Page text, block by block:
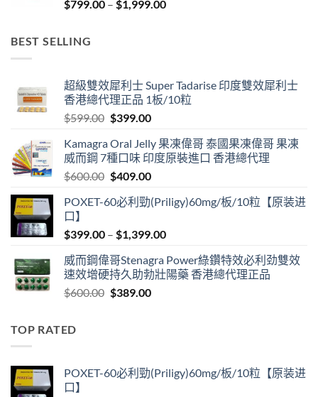
$799.00 – $1,999.00Price
BEST SELLING
超級雙效犀利士 Super Tadarise 印度雙效犀利士
香港總代理正品 1板/10粒
$599.00 Original
was:
$599.00.
$399.00Current
is:
$399.00.
Kamagra Oral Jelly 果凍偉哥 泰國果凍偉哥 果凍
威而鋼 7種口味 印度原裝進口 香港總代理
$600.00 Original
was:
$409.00Current
is:
POXET-60必利勁(Priligy)60mg/板/10粒【原装进
口】
$399.00 – $1,399.00Price
$399.00
through
威而鋼偉哥Stenagra Power綠鑽特效必利劲雙效
速效增硬持久助勃壯陽藥 香港總代理正品
$600.00 Original
$389.00Current
TOP RATED
POXET-60必利勁(Priligy)60mg/板/10粒【原装进
口】